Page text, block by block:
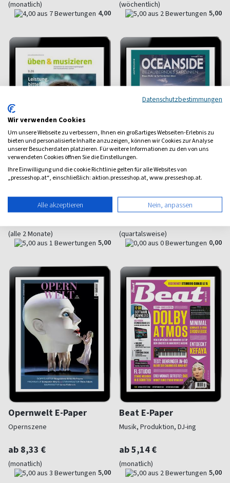
(monatlich)
4,00
(wöchentlich)
5,00
Üben & Musizieren E-
Paper
Alle Aspekte des
(alle 2 Monate)
5,00
Oceanside E-Paper
Küste, Fotografie, Abenteuer &
(quartalsweise)
0,00
Opernwelt E-Paper
Opernszene
ab 8,33 €
(monatlich)
5,00
Beat E-Paper
Musik, Produktion, DJ-ing
ab 5,14 €
(monatlich)
5,00
Datenschutzbestimmungen
Wir verwenden Cookies
Um unsere Webseite zu verbessern, Ihnen ein großartiges Webseiten-Erlebnis zu
bieten und personalisierte Inhalte anzuzeigen, können wir Cookies zur Analyse
unserer Besucherdaten platzieren. Für weitere Informationen zu den von uns
verwendeten Cookies öffnen Sie die Einstellungen.
Ihre Einwilligung und die cookie Richtlinie gelten für alle Websites von
„presseshop.at“, einschließlich: aktion.presseshop.at, www.presseshop.at.
Alle akzeptieren Nein, anpassen